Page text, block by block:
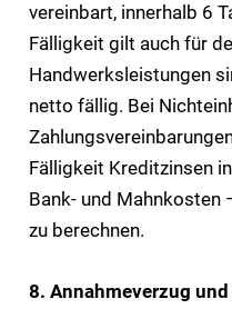
vereinbart, innerhalb 6
Fälligkeit gilt auch für
Handwerksleistungen
netto fällig. Bei
Fälligkeit Kreditzinsen
Bank- und Mahnkosten
zu berechnen.
8. Annahmeverzug